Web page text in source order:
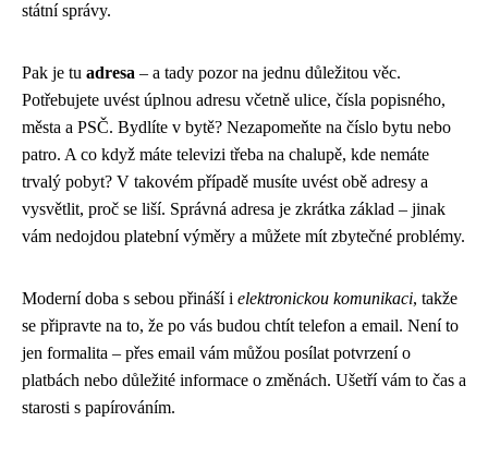
státní správy.
Pak je tu adresa – a tady pozor na jednu důležitou věc.
Potřebujete uvést úplnou adresu včetně ulice, čísla popisného,
města a PSČ. Bydlíte v bytě? Nezapomeňte na číslo bytu nebo
patro. A co když máte televizi třeba na chalupě, kde nemáte
trvalý pobyt? V takovém případě musíte uvést obě adresy a
vysvětlit, proč se liší. Správná adresa je zkrátka základ – jinak
vám nedojdou platební výměry a můžete mít zbytečné problémy.
Moderní doba s sebou přináší i elektronickou komunikaci, takže
se připravte na to, že po vás budou chtít telefon a email. Není to
jen formalita – přes email vám můžou posílat potvrzení o
platbách nebo důležité informace o změnách. Ušetří vám to čas a
starosti s papírováním.